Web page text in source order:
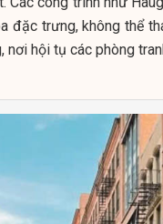
đặc trưng, không thể
nơi hội tụ các phòng